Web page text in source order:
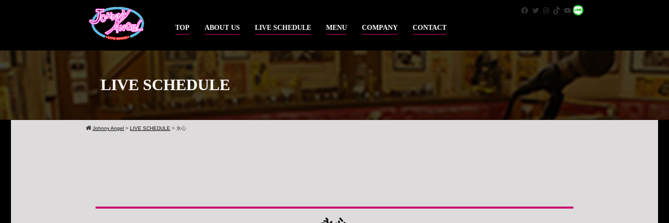
TOP ABOUT US LIVE SCHEDULE MENU COMPANY CONTACT
Facebook
Twitter
Instagram
TikTok
YouTube
WhatsApp
LIVE SCHEDULE
Johnny Angel > LIVE SCHEDULE > 永心